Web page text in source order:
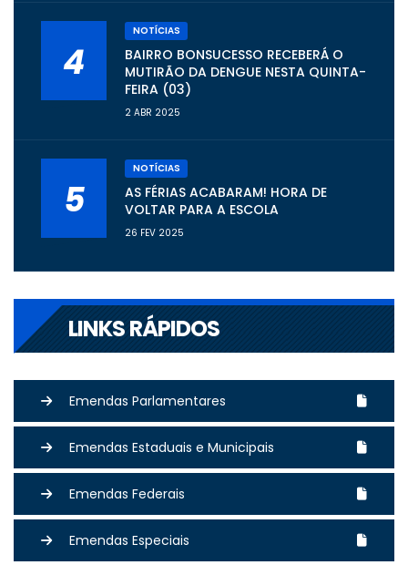
4
NOTÍCIAS
BAIRRO BONSUCESSO RECEBERÁ O
MUTIRÃO DA DENGUE NESTA QUINTA-
FEIRA (03)
2 ABR 2025
5
NOTÍCIAS
AS FÉRIAS ACABARAM! HORA DE
VOLTAR PARA A ESCOLA
26 FEV 2025
LINKS RÁPIDOS
Emendas Parlamentares
Emendas Estaduais e Municipais
Emendas Federais
Emendas Especiais